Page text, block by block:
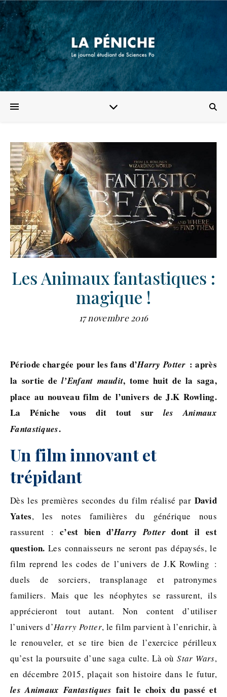
Les Animaux fantastiques :
magique !
17 novembre 2016
Période chargée pour les fans d’Harry Potter : après
la sortie del’Enfant maudit, tome huit de la saga,
place au nouveau film de l’univers de J.K Rowling.
La Péniche vous dit tout sur les Animaux
Fantastiques.
Un film innovant et
trépidant
Dès les premières secondes du film réalisé par David
Yates, les notes familières du générique nous
rassurent : c’est bien d’Harry Potterdont il est
question. Les connaisseurs ne seront pas dépaysés, le
film reprend les codes de l’univers de J.K Rowling :
duels de sorciers, transplanage et patronymes
familiers. Mais que les néophytes se rassurent, ils
apprécieront tout autant. Non content d’utiliser
l’univers d’Harry Potter, le film parvient à l’enrichir, à
le renouveler, et se tire bien de l’exercice périlleux
qu’est la poursuite d’une saga culte. Là oùStar Wars,
en décembre 2015, plaçait son histoire dans le futur,
les Animaux Fantastiques fait le choix du passé et